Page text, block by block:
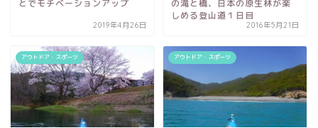
とでモチベーションアップ
2019年4月26日
の滝と橋、日本の原生林が楽
しめる登山道１日目
2016年5月21日
アウトドア・スポーツ アウトドア・スポーツ